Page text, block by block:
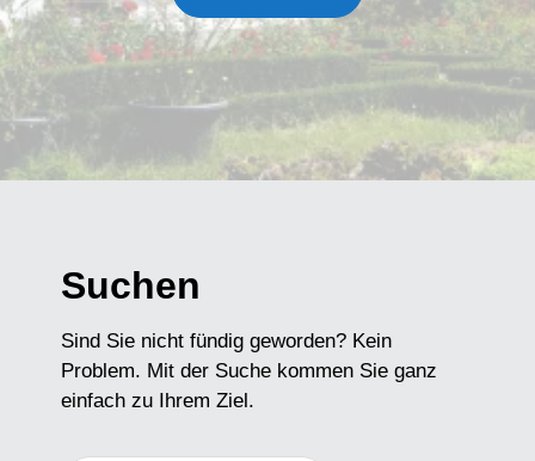
Suchen
Sind Sie nicht fündig geworden? Kein
Problem. Mit der Suche kommen Sie ganz
einfach zu Ihrem Ziel.